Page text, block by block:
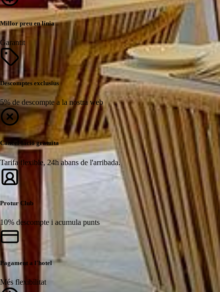
Millor preu en línia
Garantit
Descomptes exclusius
5% de descompte a la nostra web
Cancel·lació gratuïta
Tarifa flexible, 24h abans de l'arribada.
Protur Club
10% descompte i acumula punts
Pagament a l'hotel
Més flexibilitat